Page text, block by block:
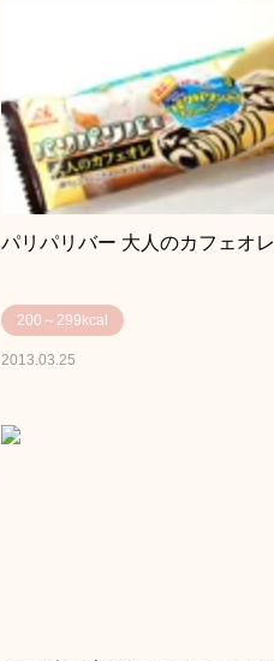
パリパリバー 大人のカフェオレ
200～299kcal
2013.03.25